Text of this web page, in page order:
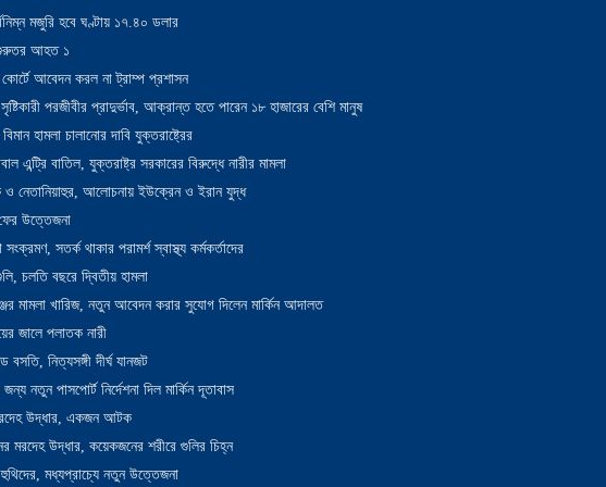
মজুরি হবে ঘণ্টায় ১৭.৪০ ডলার
গুরুতর আহত ১
আবেদন করল না ট্রাম্প প্রশাসন
সৃষ্টিকারী পরজীবীর প্রাদুর্ভাব, আক্রান্ত হতে পারেন ১৮ হাজারের বেশি মানুষ
হামলা চালানোর দাবি যুক্তরাষ্ট্রের
এন্ট্রি বাতিল, যুক্তরাষ্ট্র সরকারের বিরুদ্ধে নারীর মামলা
ও নেতানিয়াহুর, আলোচনায় ইউক্রেন ও ইরান যুদ্ধ
ফের উত্তেজনা
সতর্ক থাকার পরামর্শ স্বাস্থ্য কর্মকর্তাদের
চলতি বছরে দ্বিতীয় হামলা
মামলা খারিজ, নতুন আবেদন করার সুযোগ দিলেন মার্কিন আদালত
জালে পলাতক নারী
নিত্যসঙ্গী দীর্ঘ যানজট
নতুন পাসপোর্ট নির্দেশনা দিল মার্কিন দূতাবাস
মরদেহ উদ্ধার, একজন আটক
মরদেহ উদ্ধার, কয়েকজনের শরীরে গুলির চিহ্ন
হুথিদের, মধ্যপ্রাচ্যে নতুন উত্তেজনা